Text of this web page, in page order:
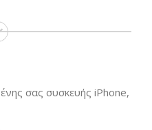
σας συσκευής iPhone,